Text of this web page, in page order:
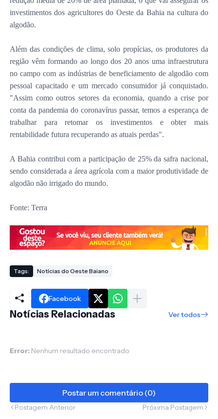
investimentos dos agricultores do Oeste da Bahia na cultura do
algodão.
Além das condições de clima, solo propícias, os produtores da
região vêm formando ao longo dos 20 anos uma infraestrutura
no campo com as indústrias de beneficiamento de algodão com
pessoal capacitado e um mercado consumidor já conquistado.
"Assim como outros setores da economia, quando a crise por
conta da pandemia do coronavírus passar, temos a esperança de
trabalhar para retomar os investimentos e obter mais
rentabilidade futura recuperando as atuais perdas".
A Bahia contribui com a participação de 25% da safra nacional,
sendo considerada a área agrícola com a maior produtividade de
algodão não irrigado do mundo.
Fonte: Terra
Tags: Notícias do Oeste Baiano
Facebook
Notícias Relacionadas Ver todos
Error: Nenhum resultado encontrado
Postar um comentário (0)
Postagem Anterior Próxima Postagem